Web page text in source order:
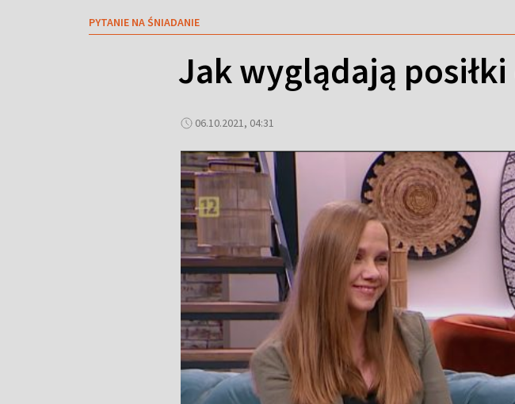
PYTANIE NA ŚNIADANIE
Jak wyglądają
06.10.2021, 04:31